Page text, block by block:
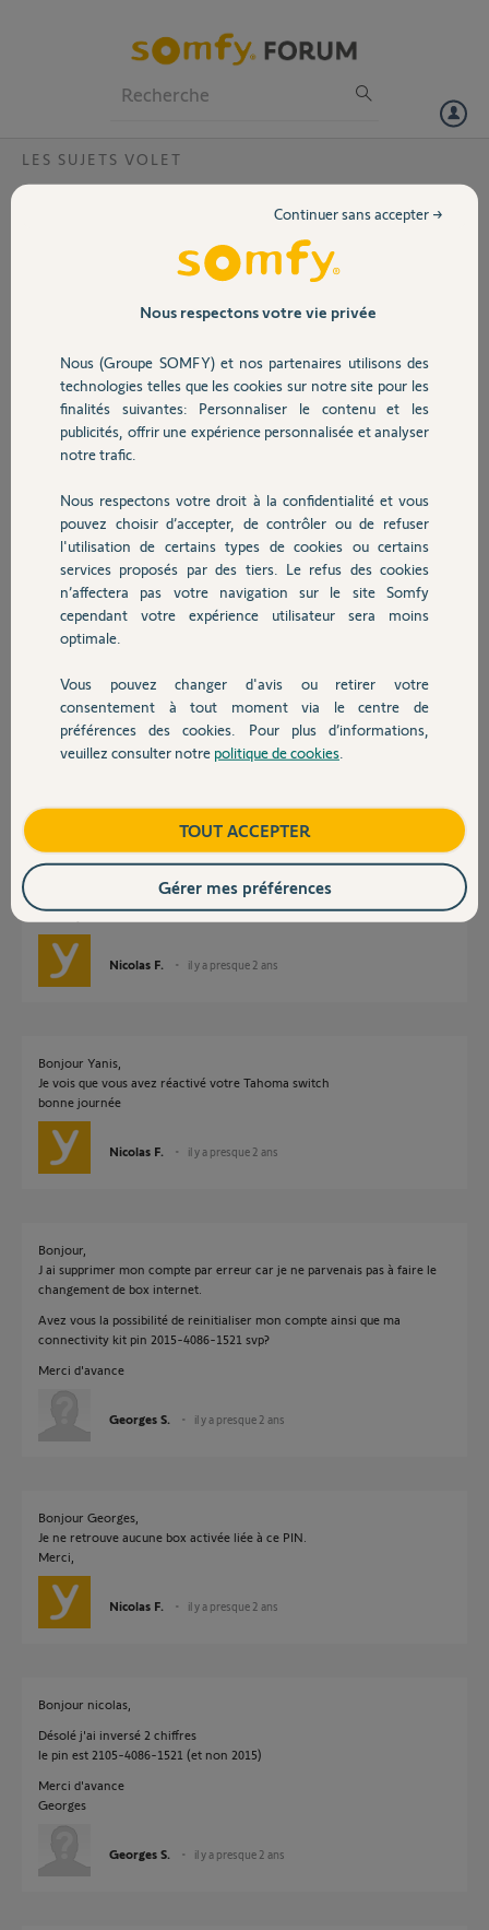
Volet
Sécurité
Domotique
Chauffage
Autres produits
Devis avec un pro
Contact
LES SUJETS VOLET
Compte supprimer par erreur?
Pouvez vous reactiver le compte hotmail.com qui était rattaché à la
Tahoma mini pin 2105-9219-8583
Celui ci a été supprimé par erreur.
Merci,
Karen S.
il y a presque 2 ans
Participer au fil de discussion
Réponses
Bonjour
l'adresse Yanisbensettiau@gmail.com
Pin:207507686326
Merci d'avance
Je vois que vous avez réactivé votre kit de connectivité.
bonne journée
Nicolas F. il y a presque 2 ans
Bonjour Yanis,
Je vois que vous avez réactivé votre Tahoma switch
bonne journée
Nicolas F. il y a presque 2 ans
Bonjour,
J ai supprimer mon compte par erreur car je ne parvenais pas à faire le
changement de box internet.
Avez vous la possibilité de reinitialiser mon compte ainsi que ma
connectivity kit pin 2015-4086-1521 svp?
Merci d'avance
Georges S. il y a presque 2 ans
Bonjour Georges,
Je ne retrouve aucune box activée liée à ce PIN.
Merci,
Nicolas F. il y a presque 2 ans
Bonjour nicolas,
Désolé j'ai inversé 2 chiffres
le pin est 2105-4086-1521 (et non 2015)
Merci d'avance
Georges
Georges S. il y a presque 2 ans
Nous respectons votre vie privée
Nous (Groupe SOMFY) et nos partenaires utilisons des
technologies telles que les cookies sur notre site pour les
finalités suivantes: Personnaliser le contenu et les
publicités, offrir une expérience personnalisée et analyser
notre trafic.
Nous respectons votre droit à la confidentialité et vous
pouvez choisir d’accepter, de contrôler ou de refuser
l'utilisation de certains types de cookies ou certains
services proposés par des tiers. Le refus des cookies
n’affectera pas votre navigation sur le site Somfy
cependant votre expérience utilisateur sera moins
optimale.
Vous pouvez changer d'avis ou retirer votre
consentement à tout moment via le centre de
préférences des cookies. Pour plus d’informations,
veuillez consulter notre politique de cookies
Continuer sans accepter →
TOUT ACCEPTER
Gérer mes préférences